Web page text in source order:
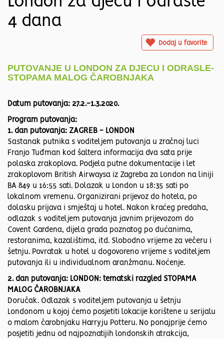
4 dana
Dodaj u favorite
PUTOVANJE U LONDON ZA DJECU I ODRASLE-
STOPAMA MALOG ČAROBNJAKA
Datum putovanja: 27.2.-1.3.2020.
Program putovanja:
1. dan putovanja: ZAGREB - LONDON
Sastanak putnika s voditeljem putovanja u zračnoj luci
Franjo Tuđman kod šaltera informacija dva sata prije
polaska zrakoplova. Podjela putne dokumentacije i let
zrakoplovom British Airwaysa iz Zagreba za London na liniji
BA 849 u 16:55 sati. Dolazak u London u 18:35 sati po
lokalnom vremenu. Organizirani prijevoz do hotela, po
dolasku prijava i smještaj u hotel. Nakon kraćeg predaha,
odlazak s voditeljem putovanja javnim prijevozom do
Covent Gardena, dijela grada poznatog po dućanima,
restoranima, kazalištima, itd. Slobodno vrijeme za večeru i
šetnju. Povratak u hotel u dogovoreno vrijeme s voditeljem
putovanja ili u individualnom aranžmanu. Noćenje.
2. dan putovanja: LONDON: tematski razgled STOPAMA
MALOG ČAROBNJAKA
Doručak. Odlazak s voditeljem putovanja u šetnju
Londonom u kojoj ćemo posjetiti lokacije korištene u serijalu
o malom čarobnjaku Harryju Potteru. No ponajprije ćemo
posjetiti jednu od najpoznatijih londonskih atrakcija,